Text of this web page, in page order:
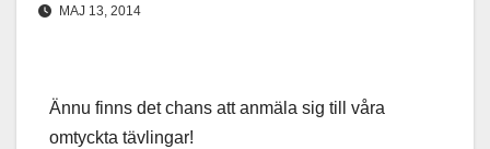
MAJ 13, 2014
Ännu finns det chans att anmäla sig till våra
omtyckta tävlingar!